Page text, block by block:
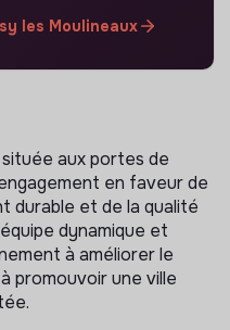
les Moulineaux
située aux portes de
en faveur de
durable et de la qualité
dynamique et
à améliorer le
promouvoir une ville